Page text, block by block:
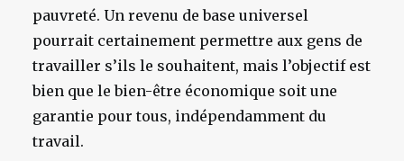
pauvreté. Un revenu de base universel
pourrait certainement permettre aux gens de
travailler s’ils le souhaitent, mais l’objectif est
bien que le bien-être économique soit une
garantie pour tous, indépendamment du
travail.